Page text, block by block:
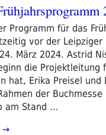
Programm für das
vor der Leipziger
März 2024. Astrid
die Projektleitung
hat, Erika Preisel und
der
am Stand …